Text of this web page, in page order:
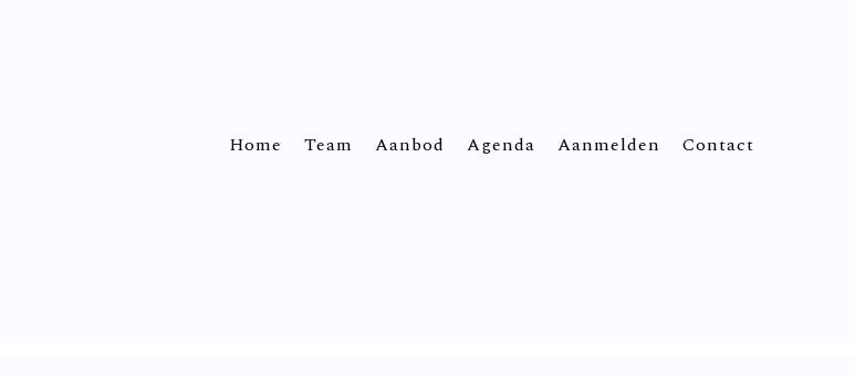
Home Team Aanbod Agenda Aanmelden Contact